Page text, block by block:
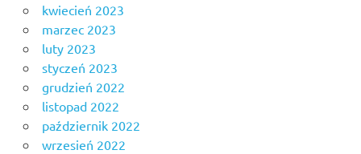
kwiecień 2023
marzec 2023
luty 2023
styczeń 2023
grudzień 2022
listopad 2022
październik 2022
wrzesień 2022